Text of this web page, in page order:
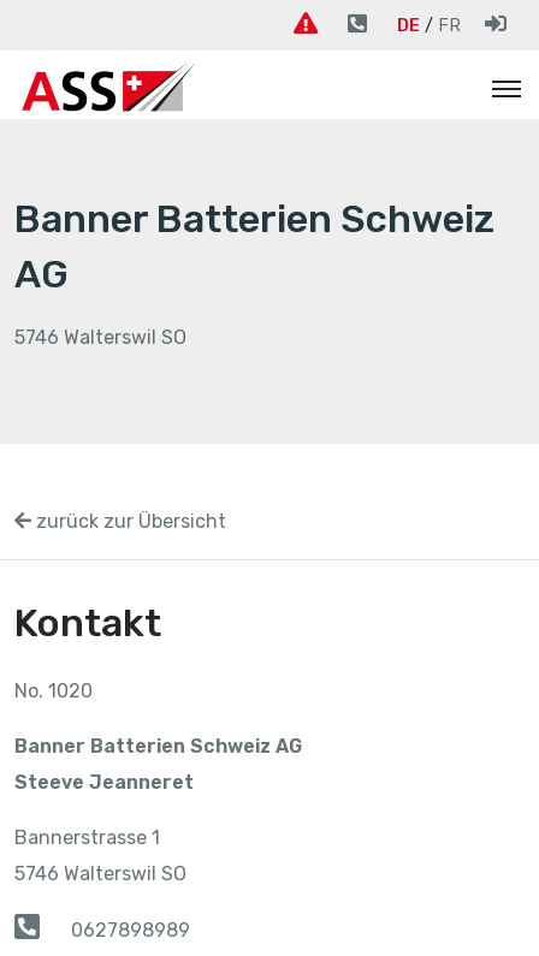
DE FR
Banner Batterien Schweiz
AG
5746 Walterswil SO
zurück zur Übersicht
Kontakt
No. 1020
Banner Batterien Schweiz AG
Steeve Jeanneret
Bannerstrasse 1
5746 Walterswil SO
0627898989